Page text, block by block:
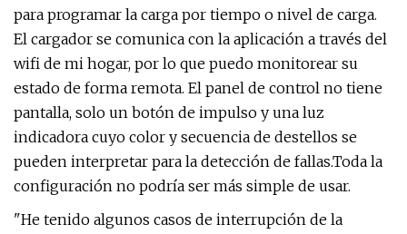
para programar la carga por tiempo o nivel de carga.
El cargador se comunica con la aplicación a través del
wifi de mi hogar, por lo que puedo monitorear su
estado de forma remota. El panel de control no tiene
pantalla, solo un botón de impulso y una luz
indicadora cuyo color y secuencia de destellos se
pueden interpretar para la detección de fallas.Toda la
configuración no podría ser más simple de usar.
"He tenido algunos casos de interrupción de la